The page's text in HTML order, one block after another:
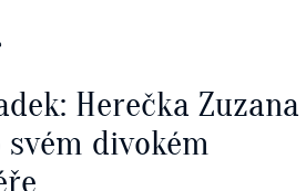
Herečka Zuzana
divokém